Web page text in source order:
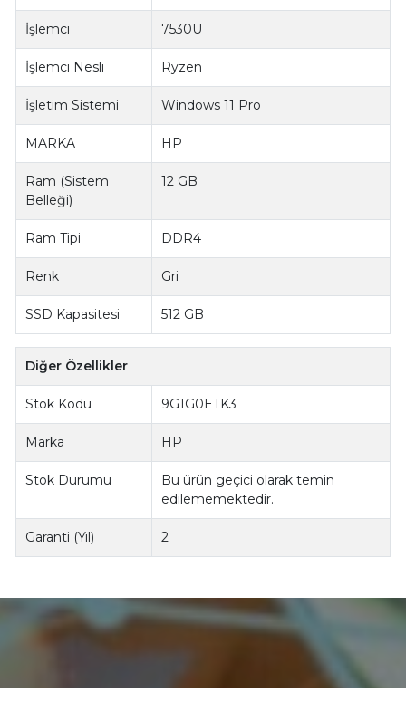
İşlemci 7530U
İşlemci Nesli Ryzen
İşletim Sistemi Windows 11 Pro
MARKA HP
Ram (Sistem
Belleği)
12 GB
Ram Tipi DDR4
Renk Gri
SSD Kapasitesi 512 GB
Diğer Özellikler
Stok Kodu 9G1G0ETK3
Marka HP
Stok Durumu
Bu ürün geçici olarak temin
edilememektedir.
Garanti (Yıl) 2